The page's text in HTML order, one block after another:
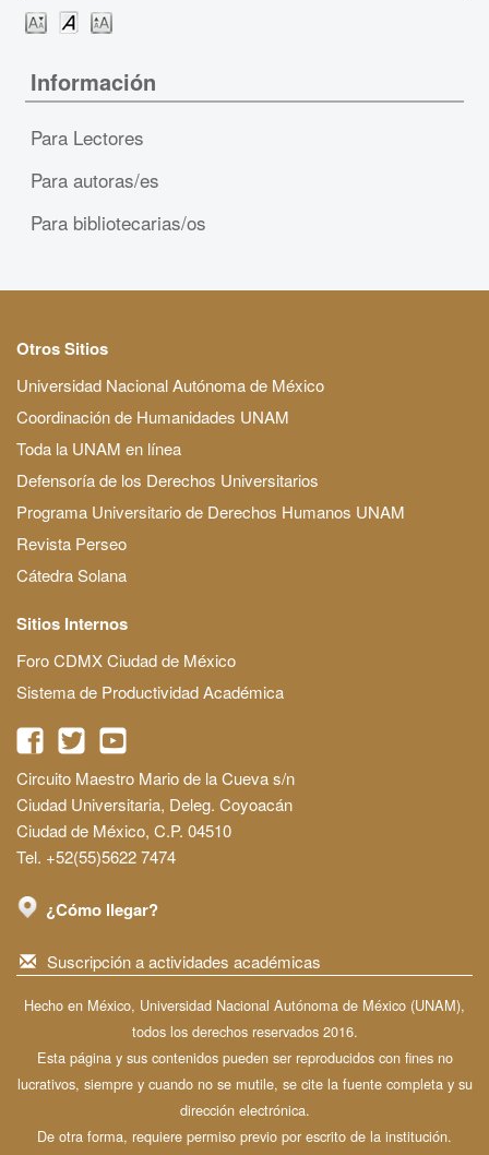
Información
Para Lectores
Para autoras/es
Para bibliotecarias/os
Otros Sitios
Universidad Nacional Autónoma de México
Coordinación de Humanidades UNAM
Toda la UNAM en línea
Defensoría de los Derechos Universitarios
Programa Universitario de Derechos Humanos UNAM
Revista Perseo
Cátedra Solana
Sitios Internos
Foro CDMX Ciudad de México
Sistema de Productividad Académica
Circuito Maestro Mario de la Cueva s/n
Ciudad Universitaria, Deleg. Coyoacán
Ciudad de México, C.P. 04510
Tel. +52(55)5622 7474
¿Cómo llegar?
Suscripción a actividades académicas
Hecho en México, Universidad Nacional Autónoma de México (UNAM),
todos los derechos reservados 2016.
Esta página y sus contenidos pueden ser reproducidos con fines no
lucrativos, siempre y cuando no se mutile, se cite la fuente completa y su
dirección electrónica.
De otra forma, requiere permiso previo por escrito de la institución.